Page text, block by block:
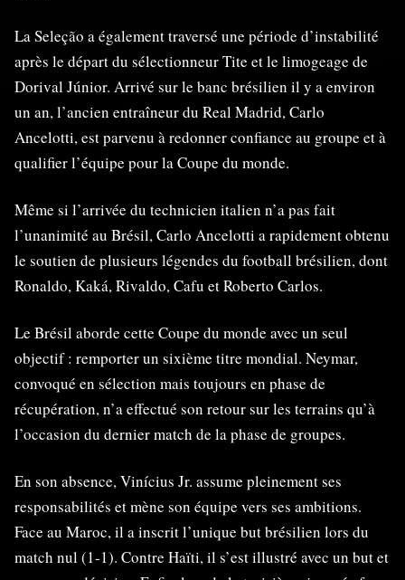
La Seleção a également traversé une période d’instabilité
après le départ du sélectionneur Tite et le limogeage de
Dorival Júnior. Arrivé sur le banc brésilien il y a environ
un an, l’ancien entraîneur du Real Madrid, Carlo
Ancelotti, est parvenu à redonner confiance au groupe et à
qualifier l’équipe pour la Coupe du monde.
Même si l’arrivée du technicien italien n’a pas fait
l’unanimité au Brésil, Carlo Ancelotti a rapidement obtenu
le soutien de plusieurs légendes du football brésilien, dont
Ronaldo, Kaká, Rivaldo, Cafu et Roberto Carlos.
Le Brésil aborde cette Coupe du monde avec un seul
objectif : remporter un sixième titre mondial. Neymar,
convoqué en sélection mais toujours en phase de
récupération, n’a effectué son retour sur les terrains qu’à
l’occasion du dernier match de la phase de groupes.
En son absence, Vinícius Jr. assume pleinement ses
responsabilités et mène son équipe vers ses ambitions.
Face au Maroc, il a inscrit l’unique but brésilien lors du
match nul (1-1). Contre Haïti, il s’est illustré avec un but et